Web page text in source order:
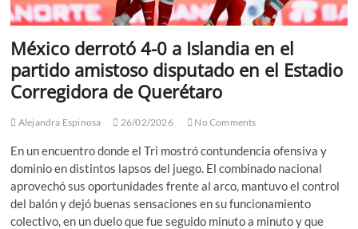
México derrotó 4-0 a Islandia en el
partido amistoso disputado en el Estadio
Corregidora de Querétaro
Alejandra Espinosa 26/02/2026 No Comments
En un encuentro donde el Tri mostró contundencia ofensiva y
dominio en distintos lapsos del juego. El combinado nacional
aprovechó sus oportunidades frente al arco, mantuvo el control
del balón y dejó buenas sensaciones en su funcionamiento
colectivo, en un duelo que fue seguido minuto a minuto y que